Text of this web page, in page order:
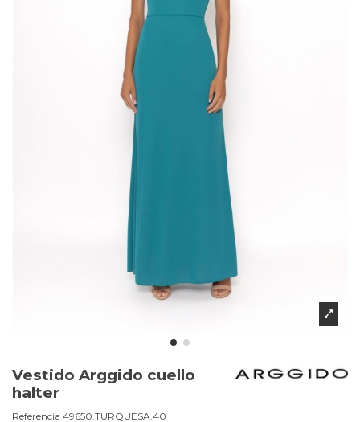
Vestido Arggido cuello
halter
Referencia 49650.TURQUESA.40